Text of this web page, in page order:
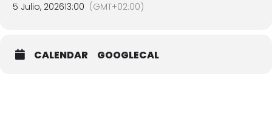
5 Julio, 202613:00 (GMT+02:00)
CALENDAR GOOGLECAL